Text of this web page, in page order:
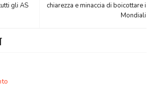
chiarezza e minaccia di boicottare i
Mondiali
gli AS